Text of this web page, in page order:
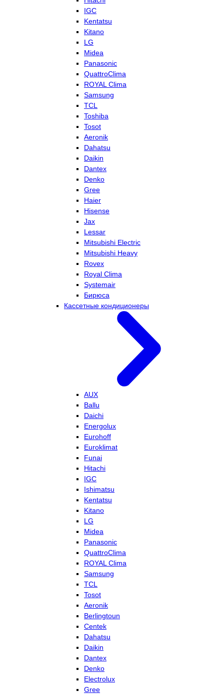
IGC
Kentatsu
Kitano
LG
Midea
Panasonic
QuattroClima
ROYAL Clima
Samsung
TCL
Toshiba
Tosot
Aeronik
Dahatsu
Daikin
Dantex
Denko
Gree
Haier
Hisense
Jax
Lessar
Mitsubishi Electric
Mitsubishi Heavy
Rovex
Royal Clima
Systemair
Бирюса
Кассетные кондиционеры
AUX
Ballu
Daichi
Energolux
Eurohoff
Euroklimat
Funai
Hitachi
IGC
Ishimatsu
Kentatsu
Kitano
LG
Midea
Panasonic
QuattroClima
ROYAL Clima
Samsung
TCL
Tosot
Aeronik
Berlingtoun
Centek
Dahatsu
Daikin
Dantex
Denko
Electrolux
Gree